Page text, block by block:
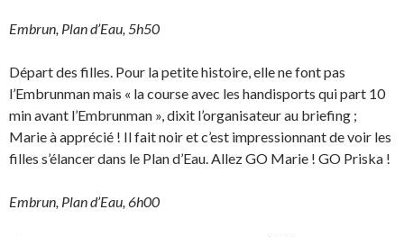
Embrun, Plan d’Eau, 5h50
Départ des filles. Pour la petite histoire, elle ne font pas
l’Embrunman mais « la course avec les handisports qui part 10
min avant l’Embrunman », dixit l’organisateur au briefing ;
Marie à apprécié ! Il fait noir et c’est impressionnant de voir les
filles s’élancer dans le Plan d’Eau. Allez GO Marie ! GO Priska !
Embrun, Plan d’Eau, 6h00